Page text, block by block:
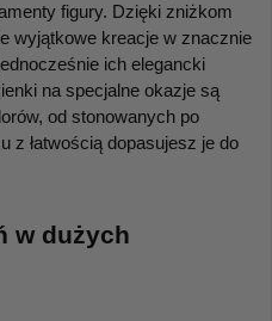
figury. Dzięki zniżkom
wyjątkowe kreacje w znacznie
ich elegancki
na specjalne okazje są
od stonowanych po
z łatwością dopasujesz je do
w dużych